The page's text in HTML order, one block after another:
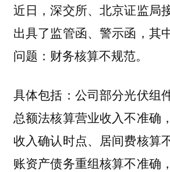
近日，深交所、北京证监局
出具了监管函、警示函，其
问题： 财务核算不规范。
具体包括：公司部分光伏组
总额法核算营业收入不准确
收入确认时点、居间费核算
账资产债务重组核算不准确